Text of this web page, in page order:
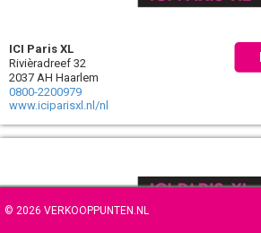
ICI Paris XL
Rivièradreef 32
2037 AH Haarlem
0800-2200979
www.iciparisxl.nl/nl
© 2026 VERKOOPPUNTEN.NL